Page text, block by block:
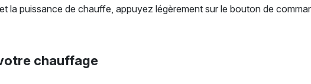
la puissance de chauffe, appuyez légèrement sur le bouton de
chauffage